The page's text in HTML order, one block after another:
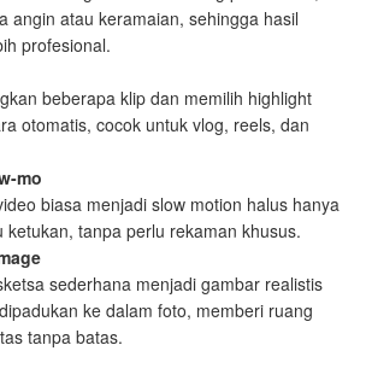
angin atau keramaian, sehingga hasil
profesional.
beberapa klip dan memilih highlight
otomatis, cocok untuk vlog, reels, dan
mo
biasa menjadi slow motion halus hanya
ketukan, tanpa perlu rekaman khusus.
sederhana menjadi gambar realistis
ke dalam foto, memberi ruang
tanpa batas.